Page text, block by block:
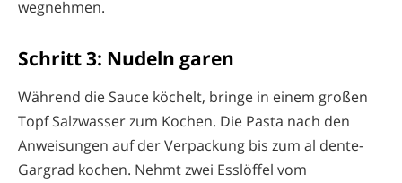
wegnehmen.
Schritt 3: Nudeln garen
Während die Sauce köchelt, bringe in einem großen
Topf Salzwasser zum Kochen. Die Pasta nach den
Anweisungen auf der Verpackung bis zum al dente-
Gargrad kochen. Nehmt zwei Esslöffel vom